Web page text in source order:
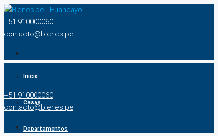
+51 910000060
contacto@bienes.pe
Inicio
Casas
Departamentos
+51 910000060
contacto@bienes.pe